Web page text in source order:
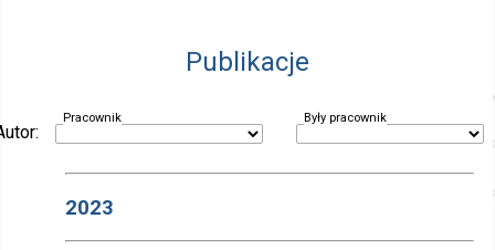
Publikacje
Pracownik Były pracownik
2023